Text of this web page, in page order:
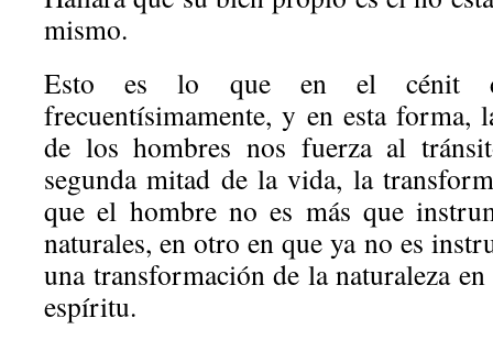
mismo.
Esto es lo que en el cénit
frecuentísimamente, y en esta forma,
de los hombres nos fuerza al
segunda mitad de la vida, la
que el hombre no es más que
naturales, en otro en que ya no es
una transformación de la naturaleza
espíritu.